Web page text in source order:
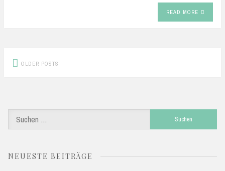
READ MORE
Posts
OLDER POSTS
nach:
NEUESTE BEITRÄGE